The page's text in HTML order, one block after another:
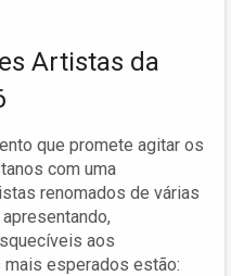
Artistas da
que promete agitar os
com uma
renomados de várias
aos
esperados estão: